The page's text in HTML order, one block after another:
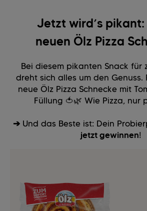
Jetzt wird’s pikant:
neuen Ölz Pizza
Bei diesem pikanten Snack für
dreht sich alles um den Genuss.
neue Ölz Pizza Schnecke mit
Füllung 🍅🌿 Wie Pizza, nur
➔Und das Beste ist: Dein
jetzt gewinnen!